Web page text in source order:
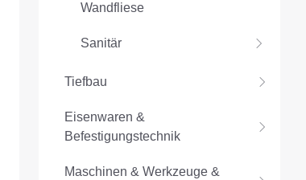
Wandfliese
Sanitär
Tiefbau
Eisenwaren &
Befestigungstechnik
Maschinen & Werkzeuge &